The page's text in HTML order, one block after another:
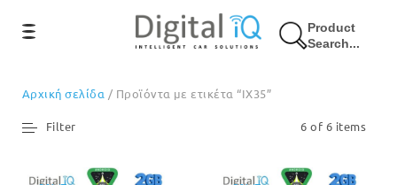
Product
Search...
Αρχική σελίδα / Προϊόντα με ετικέτα “IX35”
6 of 6 items
Filter